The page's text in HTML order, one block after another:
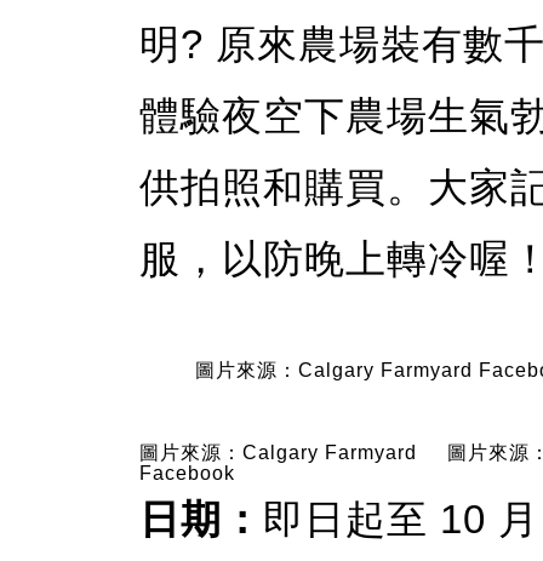
明? 原來農場裝有數
體驗夜空下農場生氣
供拍照和購買。大家
服，以防晚上轉冷喔
圖片來源：Calgary Farmyard
圖片來源：Calgary Farmyard
Facebook
圖片來源
日期： 即日起至 10